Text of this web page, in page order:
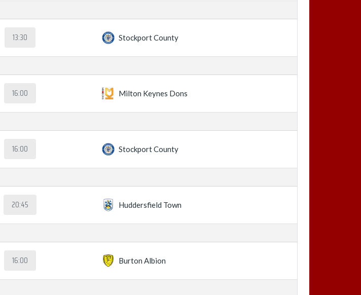
13:30 Stockport County
16:00 Milton Keynes Dons
16:00 Stockport County
20:45 Huddersfield Town
16:00 Burton Albion